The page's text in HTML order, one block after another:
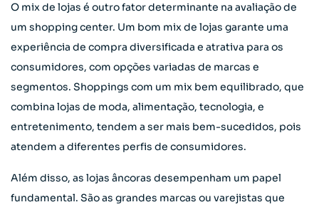
O mix de lojas é outro fator determinante na avaliação de
um shopping center. Um bom mix de lojas garante uma
experiência de compra diversificada e atrativa para os
consumidores, com opções variadas de marcas e
segmentos. Shoppings com um mix bem equilibrado, que
combina lojas de moda, alimentação, tecnologia, e
entretenimento, tendem a ser mais bem-sucedidos, pois
atendem a diferentes perfis de consumidores.
Além disso, as lojas âncoras desempenham um papel
fundamental. São as grandes marcas ou varejistas que